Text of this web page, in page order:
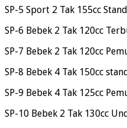
SP-5 Sport 2 Tak 155cc
SP-6 Bebek 2 Tak 120cc
SP-7 Bebek 2 Tak 120cc
SP-8 Bebek 4 Tak 150cc
SP-9 Bebek 4 Tak 125cc
SP-10 Bebek 2 Tak 130cc